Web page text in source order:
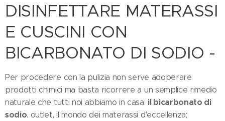
DISINFETTARE MATERASSI
E CUSCINI CON
BICARBONATO DI SODIO -
Per procedere con la pulizia non serve adoperare
prodotti chimici ma basta ricorrere a un semplice rimedio
naturale che tutti noi abbiamo in casa: il bicarbonato di
sodio. outlet, il mondo dei materassi d'eccellenza;